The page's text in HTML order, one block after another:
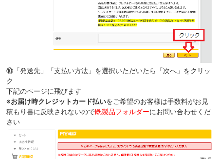
⑩「発送先」「支払い方法」を選択いただいたら「次へ」をクリッ
ク
下記のページに飛びます
※お届け時クレジットカード払いをご希望のお客様は手数料がお見
積もり書に反映されないので既製品フォルダーにお問い合わせくだ
さい